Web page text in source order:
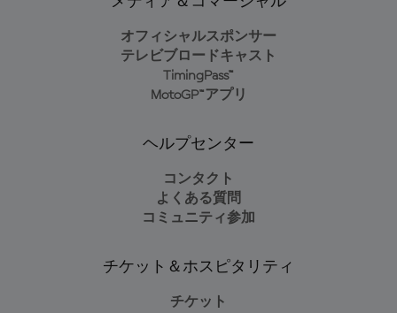
オフィシャルスポンサー
テレビブロードキャスト
TimingPass™
MotoGP™アプリ
ヘルプセンター
コンタクト
よくある質問
コミュニティ参加
チケット＆ホスピタリティ
チケット